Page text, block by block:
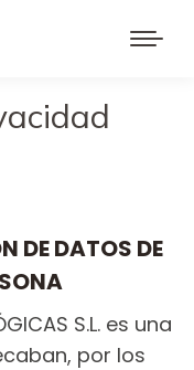
DE DATOS DE
S.L. es una
por los